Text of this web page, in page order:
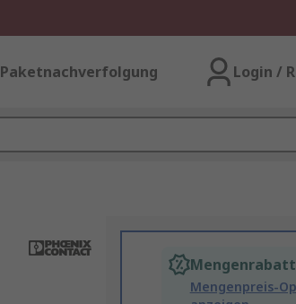
Paketnachverfolgung Login /
Mengenpreis-